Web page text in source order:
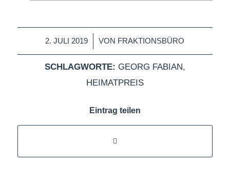
2. JULI 2019
/ VON FRAKTIONSBÜRO
SCHLAGWORTE: GEORG FABIAN,
HEIMATPREIS
Eintrag teilen